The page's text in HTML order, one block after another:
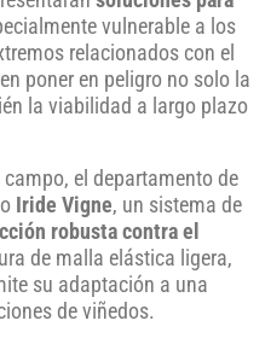
vulnerable a los
relacionados con el
poner en peligro no solo la
la viabilidad a largo plazo
el departamento de
Iride Vigne, un sistema de
robusta contra el
de malla elástica ligera,
su adaptación a una
de viñedos.